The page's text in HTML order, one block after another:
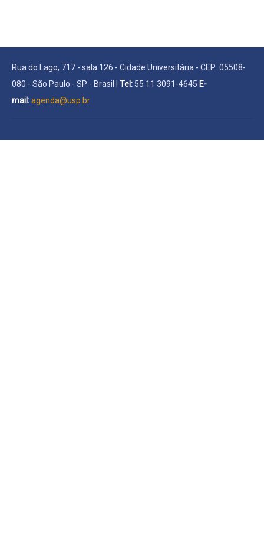
Rua do Lago, 717 - sala 126 - Cidade Universitária - CEP: 05508-
080 - São Paulo - SP - Brasil | Tel: 55 11 3091-4645 E-
mail:agenda@usp.br